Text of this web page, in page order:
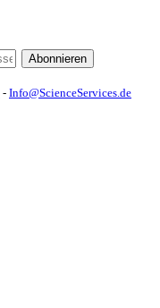
Abonnieren
- Info@ScienceServices.de